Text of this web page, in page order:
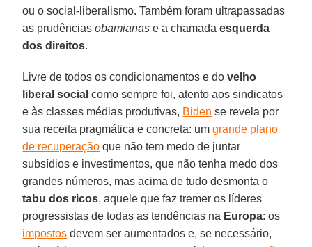
ou o social-liberalismo. Também foram ultrapassadas
as prudênciasobamianas e a chamadaesquerda
dos direitos.
Livre de todos os condicionamentos e dovelho
liberal social como sempre foi, atento aos sindicatos
e às classes médias produtivas, Biden se revela por
sua receita pragmática e concreta: umgrande plano
de recuperação que não tem medo de juntar
subsídios e investimentos, que não tenha medo dos
grandes números, mas acima de tudo desmonta o
tabu dos ricos, aquele que faz tremer os líderes
progressistas de todas as tendências na Europa: os
impostos devem ser aumentados e, se necessário,